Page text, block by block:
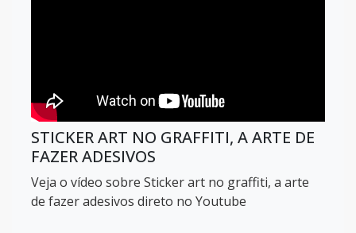
STICKER ART NO GRAFFITI, A ARTE DE
FAZER ADESIVOS
Veja o vídeo sobre Sticker art no graffiti, a arte
de fazer adesivos direto no Youtube